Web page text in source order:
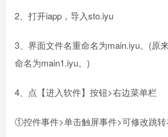
2、打开iapp，导入sto.iyu
3、界面文件名重命名为main.iyu。(原
命名为main1.iyu。)
4、点【进入软件】按钮>右边菜单栏
①控件事件>单击触屏事件>可修改跳转